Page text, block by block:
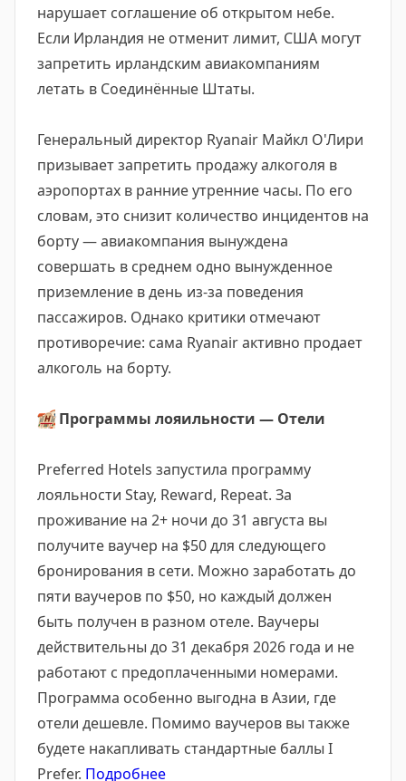
нарушает соглашение об открытом небе.
Если Ирландия не отменит лимит, США могут
запретить ирландским авиакомпаниям
летать в Соединённые Штаты.
Генеральный директор Ryanair Майкл О'Лири
призывает запретить продажу алкоголя в
аэропортах в ранние утренние часы. По его
словам, это снизит количество инцидентов на
борту — авиакомпания вынуждена
совершать в среднем одно вынужденное
приземление в день из-за поведения
пассажиров. Однако критики отмечают
противоречие: сама Ryanair активно продает
алкоголь на борту.
🏨Программы лояильности — Отели
Preferred Hotels запустила программу
лояльности Stay, Reward, Repeat. За
проживание на 2+ ночи до 31 августа вы
получите ваучер на $50 для следующего
бронирования в сети. Можно заработать до
пяти ваучеров по $50, но каждый должен
быть получен в разном отеле. Ваучеры
действительны до 31 декабря 2026 года и не
работают с предоплаченными номерами.
Программа особенно выгодна в Азии, где
отели дешевле. Помимо ваучеров вы также
будете накапливать стандартные баллы I
Prefer. Подробнее